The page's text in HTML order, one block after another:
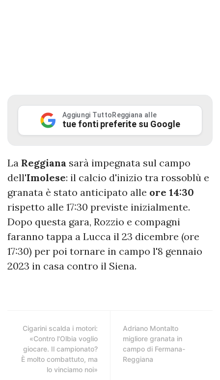
Aggiungi TuttoReggiana alle
tue fonti preferite su Google
La Reggiana sarà impegnata sul campo
dell'Imolese: il calcio d'inizio tra rossoblù e
granata è stato anticipato alle ore 14:30
rispetto alle 17:30 previste inizialmente.
Dopo questa gara, Rozzio e compagni
faranno tappa a Lucca il 23 dicembre (ore
17:30) per poi tornare in campo l'8 gennaio
2023 in casa contro il Siena.
Cigarini scalda i motori:
«Contro l'Olbia voglio
giocare. Il campionato?
È molto combattuto, ma
lo vinciamo noi»
Adriano Montalto
migliore granata in
campo di Fermana-
Reggiana